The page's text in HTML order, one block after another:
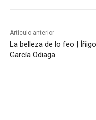
Artículo anterior
La belleza de lo feo | Íñigo
García Odiaga